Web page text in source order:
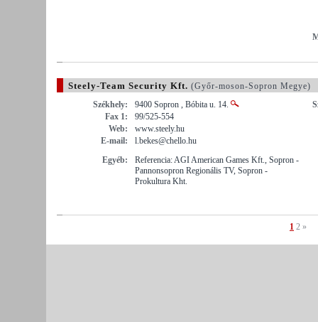
Steely-Team Security Kft. (Győr-moson-Sopron Megye)
Székhely:
9400 Sopron , Bóbita u. 14.
Fax 1:
99/525-554
Web:
www.steely.hu
E-mail:
l.bekes@chello.hu
Egyéb:
Referencia: AGI American Games Kft., Sopron -
Pannonsopron Regionális TV, Sopron -
Prokultura Kht.
1 2 »